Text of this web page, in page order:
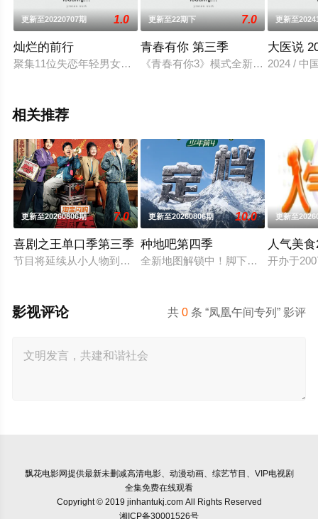
更新至20220707期 1.0
灿烂的前行
聚集11位失恋年轻男女， 在5位明星艺人的帮助下，展开一段为
更新至22期下 7.0
青春有你 第三季
《青春有你3》模式全新升级，青春
更新至
大医说
2024 / 中
相关推荐
更新至20260806期 7.0
喜剧之王单口季第三季
节目将延续从小人物到喜剧之王的故事，汇聚来自全国各地脱
更新至20260806期 10.0
种地吧第四季
全新地图解锁中！脚下的土地变了，
更新至
人气美
开办于
共0 条 “凤凰午间专列” 影评
影视评论
飘花电影网提供最新未删减高清电影、动漫动画、综艺节目、VIP电视剧
全集免费在线观看
Copyright © 2019 jinhantukj.com All Rights Reserved
湘ICP备30001526号